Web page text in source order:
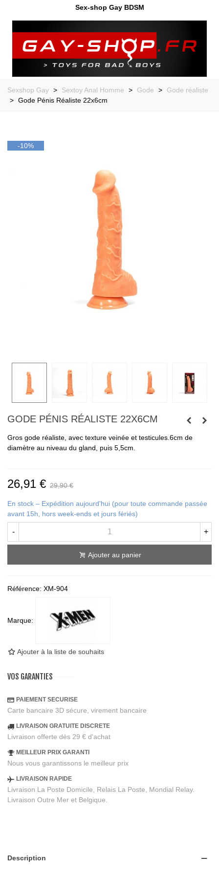
Sex-shop Gay BDSM
Sexshop Gay > Sextoy Anal Homme > Gode >
Gode réaliste
> Gode Pénis Réaliste 22x6cm
-10%
GODE PÉNIS RÉALISTE 22X6CM
Gros gode réaliste, avec texture veinée et testicules.6cm de
diamètre au niveau du gland, puis 5,5cm.
26,91 € 29,90 €
En stock – Expédition aujourd'hui (pour toute commande passée
avant 15h, hors week-ends et jours fériés)
- +
Ajouter au panier
Référence: XM-904
Marque:
Ajouter à la liste de souhaits
VOS GARANTIES
PAIEMENT SECURISE
Carte bancaire 3D sécure, virement bancaire
LIVRAISON GRATUITE DISCRETE
Livraison offerte dès 29 € d'achat
MEILLEUR PRIX GARANTI
Nous vous garantissons le meilleur prix
LIVRAISON RAPIDE
Livraison La Poste Domicile, Relais La Poste, Mondial Relay.
Livraison Outre Mer et Belgique.
Description